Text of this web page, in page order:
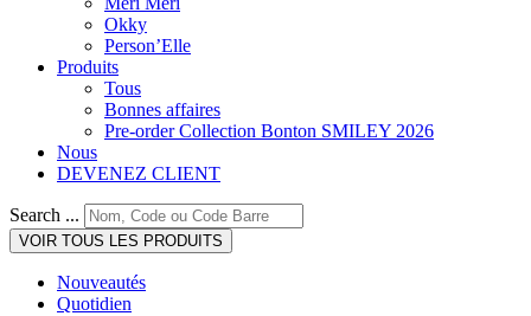
Okky
Person’Elle
Produits
Tous
Bonnes affaires
Pre-order Collection Bonton SMILEY 2026
Nous
DEVENEZ CLIENT
Search ...
VOIR TOUS LES PRODUITS
Nouveautés
Quotidien